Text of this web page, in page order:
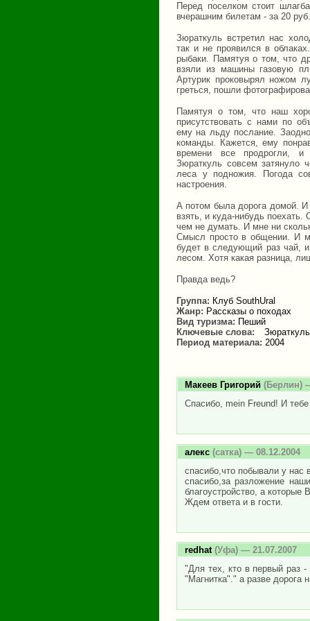
Перед поселком стоит
вчерашним билетам - за 20
Зюраткуль встретил нас
так и не проявился в
рыбаки. Памятуя о том, что
взяли из машины газовую
Артурик проковырял ножом
греться, пошли
Памятуя о том, что наш
присутствовать с нами по
ему на льду послание.
команды. Кажется, ему
времени все продрогли, и
Зюраткуль совсем затянуло
леса у подножия. Погода
настроения.
А потом была дорога домой.
взять, и куда-нибудь
чем не думать. И мне ни
Смысл просто в общении. И
будет в следующий раз чай,
лесом. Хотя какая разница,
Правда ведь?
Группа: Клуб SouthUral
Жанр: Рассказы о походах
Вид туризма: Пеший
Ключевые слова:
Зюраткуль
Период материала: 2004
Макеев Григорий (Берлин)
Спасибо, mein Freund! И
алекс (сатка) — 08.12.2004
спасибо,что побывали у нас
спасибо,за разложение
благоустройство, а
Ждем ответа и в гости.
redhat (Уфа) — 21.07.2007
"Для тех, кто в первый раз -
"Магнитка"." а разве дорога